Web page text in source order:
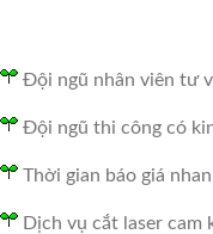
Đội ngũ nhân viên tư
Đội ngũ thi công có
Thời gian báo giá
Dịch vụ cắt laser